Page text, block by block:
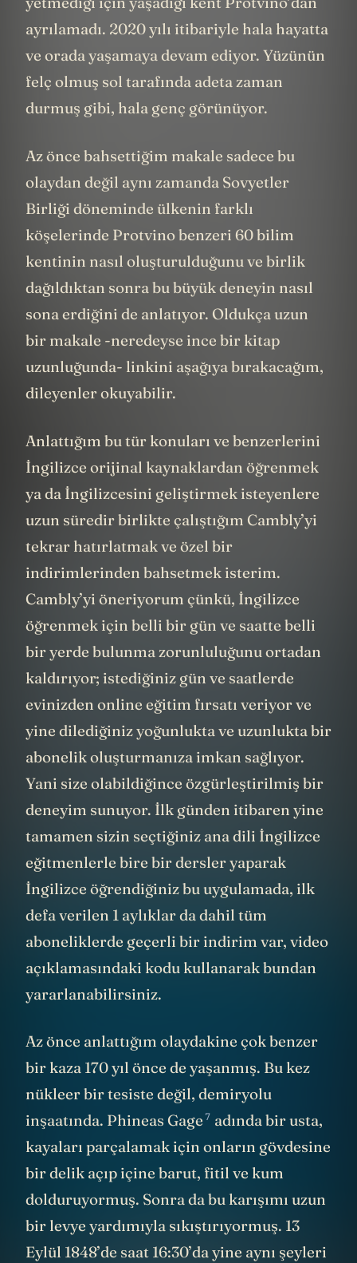
ayrılamadı. 2020 yılı itibariyle hala hayatta
ve orada yaşamaya devam ediyor. Yüzünün
felç olmuş sol tarafında adeta zaman
durmuş gibi, hala genç görünüyor.
Az önce bahsettiğim makale sadece bu
olaydan değil aynı zamanda Sovyetler
Birliği döneminde ülkenin farklı
köşelerinde Protvino benzeri 60 bilim
kentinin nasıl oluşturulduğunu ve birlik
dağıldıktan sonra bu büyük deneyin nasıl
sona erdiğini de anlatıyor. Oldukça uzun
bir makale -neredeyse ince bir kitap
uzunluğunda- linkini aşağıya bırakacağım,
dileyenler okuyabilir.
Anlattığım bu tür konuları ve benzerlerini
İngilizce orijinal kaynaklardan öğrenmek
ya da İngilizcesini geliştirmek isteyenlere
uzun süredir birlikte çalıştığım Cambly’yi
tekrar hatırlatmak ve özel bir
indirimlerinden bahsetmek isterim.
Cambly’yi öneriyorum çünkü, İngilizce
öğrenmek için belli bir gün ve saatte belli
bir yerde bulunma zorunluluğunu ortadan
kaldırıyor; istediğiniz gün ve saatlerde
evinizden online eğitim fırsatı veriyor ve
yine dilediğiniz yoğunlukta ve uzunlukta bir
abonelik oluşturmanıza imkan sağlıyor.
Yani size olabildiğince özgürleştirilmiş bir
deneyim sunuyor. İlk günden itibaren yine
tamamen sizin seçtiğiniz ana dili İngilizce
eğitmenlerle bire bir dersler yaparak
İngilizce öğrendiğiniz bu uygulamada, ilk
defa verilen 1 aylıklar da dahil tüm
aboneliklerde geçerli bir indirim var, video
açıklamasındaki kodu kullanarak bundan
yararlanabilirsiniz.
Az önce anlattığım olaydakine çok benzer
bir kaza 170 yıl önce de yaşanmış. Bu kez
nükleer bir tesiste değil, demiryolu
inşaatında. Phineas Gage 7 adında bir usta,
kayaları parçalamak için onların gövdesine
bir delik açıp içine barut, fitil ve kum
dolduruyormuş. Sonra da bu karışımı uzun
bir levye yardımıyla sıkıştırıyormuş. 13
Eylül 1848’de saat 16:30’da yine aynı şeyleri